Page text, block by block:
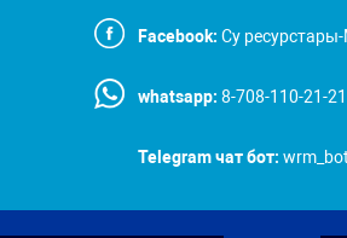
Facebook: Су
whatsapp: 8-708-110-21-21
Telegram чат бот: wrm_bot